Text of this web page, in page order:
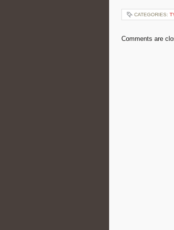
CATEGORIES:
Comments are